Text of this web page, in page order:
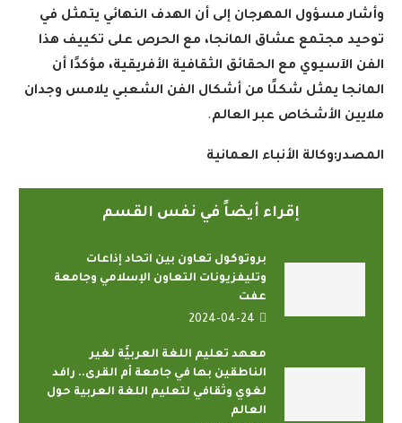
وأشار مسؤول المهرجان إلى أن الهدف النهائي يتمثل في
توحيد مجتمع عشاق المانجا، مع الحرص على تكييف هذا
الفن الآسيوي مع الحقائق الثقافية الأفريقية، مؤكدًا أن
المانجا يمثل شكلًا من أشكال الفن الشعبي يلامس وجدان
ملايين الأشخاص عبر العالم.
المصدر:وكالة الأنباء العمانية
إقراء أيضاً في نفس القسم
‎بروتوكول تعاون بين اتحاد إذاعات
وتليفزيونات التعاون الإسلامي وجامعة
عفت
2024-04-24
معهد تعليم اللغة العربيَّة لغير
الناطقين بها في ‎جامعة أم القرى.. رافد
لغوي وثقافي لتعليم اللغة العربية حول
العالم